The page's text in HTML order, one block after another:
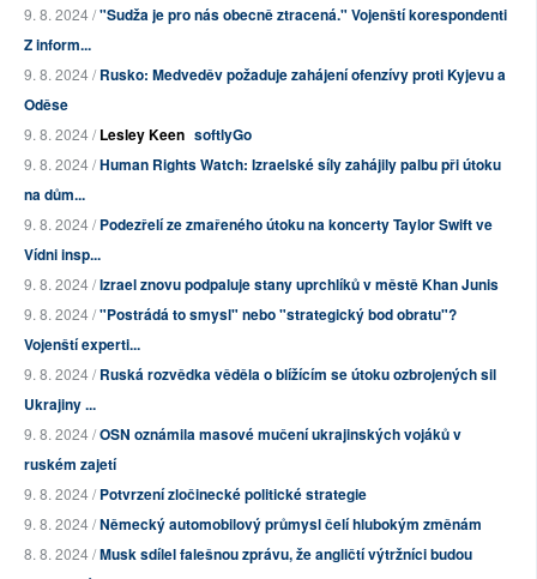
9. 8. 2024 /"Sudža je pro nás obecně ztracená." Vojenští korespondenti
Z inform...
9. 8. 2024 /Rusko: Medveděv požaduje zahájení ofenzívy proti Kyjevu a
Oděse
9. 8. 2024 /Lesley Keen softlyGo
9. 8. 2024 /Human Rights Watch: Izraelské síly zahájily palbu při útoku
na dům...
9. 8. 2024 /Podezřelí ze zmařeného útoku na koncerty Taylor Swift ve
Vídni insp...
9. 8. 2024 /Izrael znovu podpaluje stany uprchlíků v městě Khan Junis
9. 8. 2024 /"Postrádá to smysl" nebo "strategický bod obratu"?
Vojenští experti...
9. 8. 2024 /Ruská rozvědka věděla o blížícím se útoku ozbrojených sil
Ukrajiny ...
9. 8. 2024 /OSN oznámila masové mučení ukrajinských vojáků v
ruském zajetí
9. 8. 2024 /Potvrzení zločinecké politické strategie
9. 8. 2024 /Německý automobilový průmysl čelí hlubokým změnám
8. 8. 2024 /Musk sdílel falešnou zprávu, že angličtí výtržníci budou